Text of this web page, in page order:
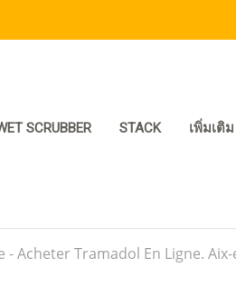
SCRUBBER STACK เพิ่มเติม
Acheter Tramadol En Ligne.